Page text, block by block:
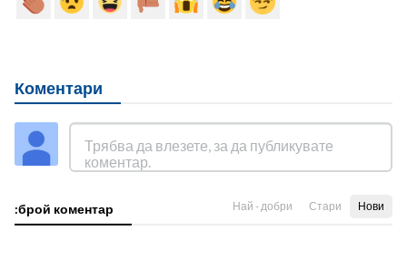
Коментари
:брой коментар Най - добри Стари Нови